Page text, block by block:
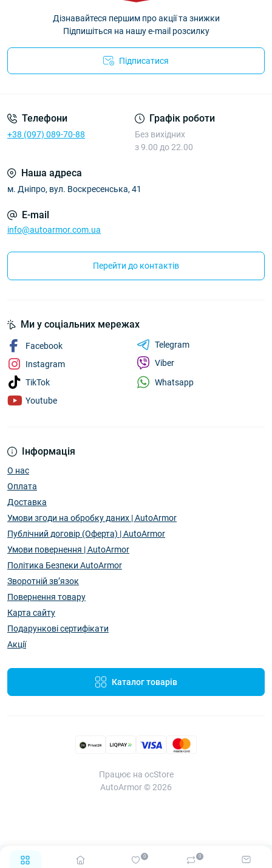
0 0
Дізнавайтеся першим про акції та знижки
Підпишіться на нашу e-mail розсилку
Підписатися
Телефони
+38 (097) 089-70-88
Графік роботи
Без вихідних
з 9.00 до 22.00
Наша адреса
м. Дніпро, вул. Воскресенська, 41
E-mail
info@autoarmor.com.ua
Перейти до контактів
Інформація
О нас
Оплата
Доставка
Умови згоди на обробку даних | AutoArmor
Публічний договір (Оферта) | AutoArmor
Умови повернення | AutoArmor
Політика Безпеки AutoArmor
Зворотній зв’язок
Повернення товару
Карта сайту
Подарункові сертифікати
Акції
Каталог товарів
Ми у соціальних мережах
Facebook
Instagram
TikTok
Youtube
Telegram
Viber
Whatsapp
Працює на ocStore
AutoArmor © 2026